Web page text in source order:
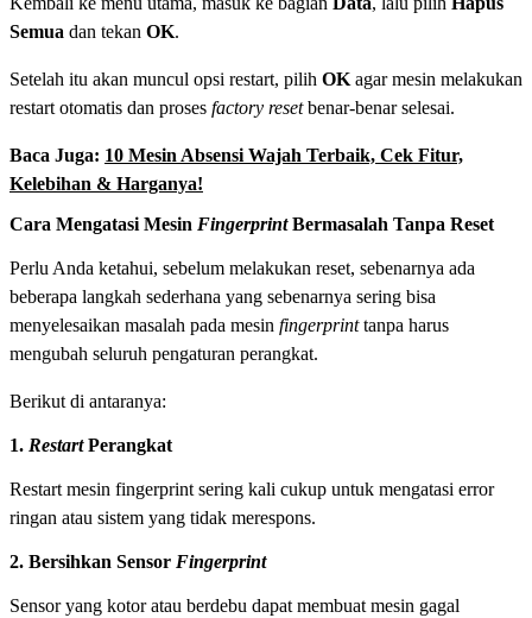
Semua dan tekan OK.
Setelah itu akan muncul opsi restart, pilih OK agar mesin melakukan
restart otomatis dan proses factory resetbenar-benar selesai.
Baca Juga: 10 Mesin Absensi Wajah Terbaik, Cek Fitur,
Kelebihan & Harganya!
Cara Mengatasi Mesin FingerprintBermasalah Tanpa Reset
Perlu Anda ketahui, sebelum melakukan reset, sebenarnya ada
beberapa langkah sederhana yang sebenarnya sering bisa
menyelesaikan masalah pada mesin fingerprinttanpa harus
mengubah seluruh pengaturan perangkat.
Berikut di antaranya:
1. RestartPerangkat
Restart mesin fingerprint sering kali cukup untuk mengatasi error
ringan atau sistem yang tidak merespons.
2. Bersihkan Sensor Fingerprint
Sensor yang kotor atau berdebu dapat membuat mesin gagal